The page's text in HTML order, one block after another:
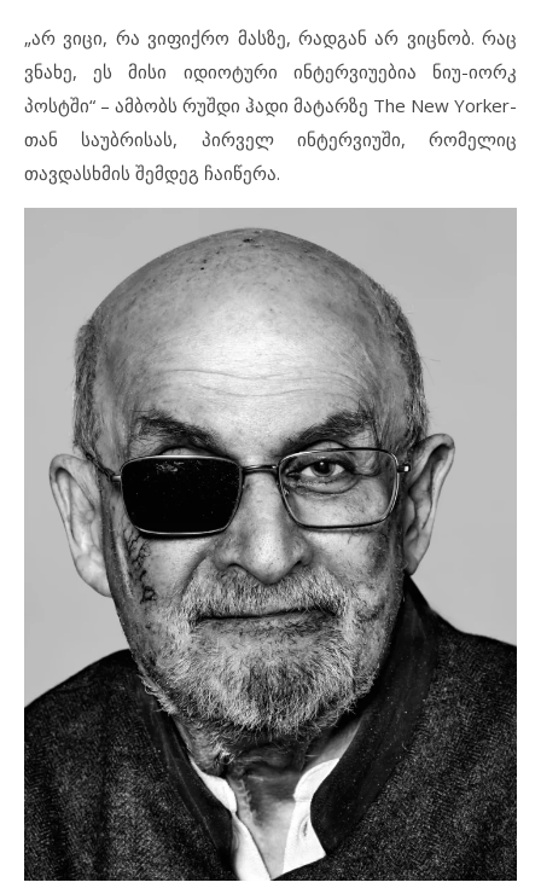
„არ ვიცი, რა ვიფიქრო მასზე, რადგან არ ვიცნობ. რაც
ვნახე, ეს მისი იდიოტური ინტერვიუებია ნიუ-იორკ
პოსტში“ – ამბობს რუშდი ჰადი მატარზე The New Yorker-
თან საუბრისას, პირველ ინტერვიუში, რომელიც
თავდასხმის შემდეგ ჩაიწერა.